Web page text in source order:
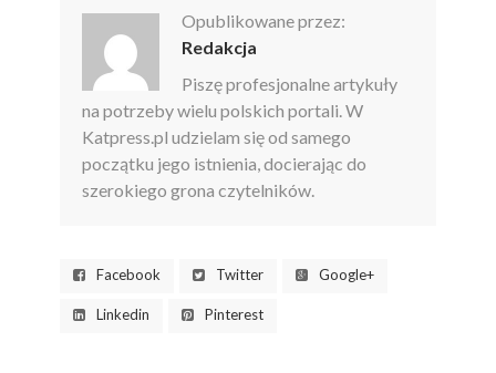
Opublikowane przez:
Redakcja
Piszę profesjonalne artykuły
na potrzeby wielu polskich portali. W
Katpress.pl udzielam się od samego
początku jego istnienia, docierając do
szerokiego grona czytelników.
Facebook Twitter Google+
Linkedin Pinterest